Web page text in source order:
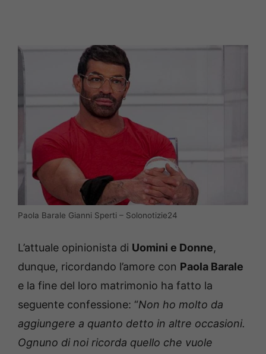
Paola Barale Gianni Sperti – Solonotizie24
L’attuale opinionista di Uomini e Donne,
dunque, ricordando l’amore con Paola Barale
e la fine del loro matrimonio ha fatto la
seguente confessione: “Non ho molto da
aggiungere a quanto detto in altre occasioni.
Ognuno di noi ricorda quello che vuole